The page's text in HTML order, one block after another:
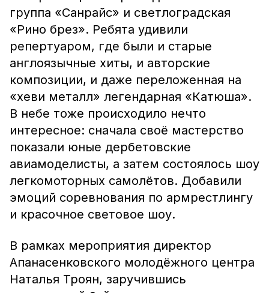
группа «Санрайс» и светлоградская
«Рино брез». Ребята удивили
репертуаром, где были и старые
англоязычные хиты, и авторские
композиции, и даже переложенная на
«хеви металл» легендарная «Катюша».
В небе тоже происходило нечто
интересное: сначала своё мастерство
показали юные дербетовские
авиамоделисты, а затем состоялось шоу
легкомоторных самолётов. Добавили
эмоций соревнования по армрестлингу
и красочное световое шоу.
В рамках мероприятия директор
Апанасенковского молодёжного центра
Наталья Троян, заручившись